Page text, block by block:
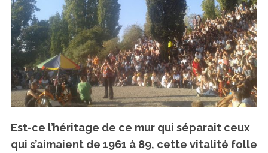
Est-ce l’héritage de ce mur qui séparait ceux
qui s’aimaient de 1961 à 89, cette vitalité folle